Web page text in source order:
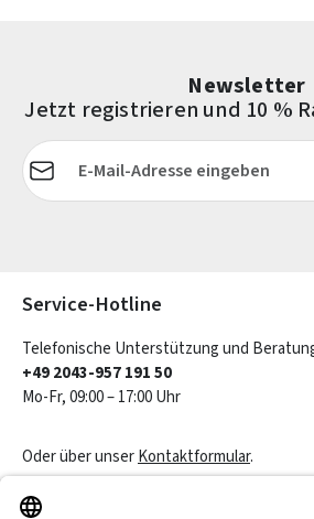
Newsletter
Jetzt registrieren und 10 %
E-Mail-Adresse*
Service-Hotline
Telefonische Unterstützung und
+49 2043-957 191 50
Mo-Fr, 09:00 – 17:00 Uhr
Oder über unserKontaktformular.